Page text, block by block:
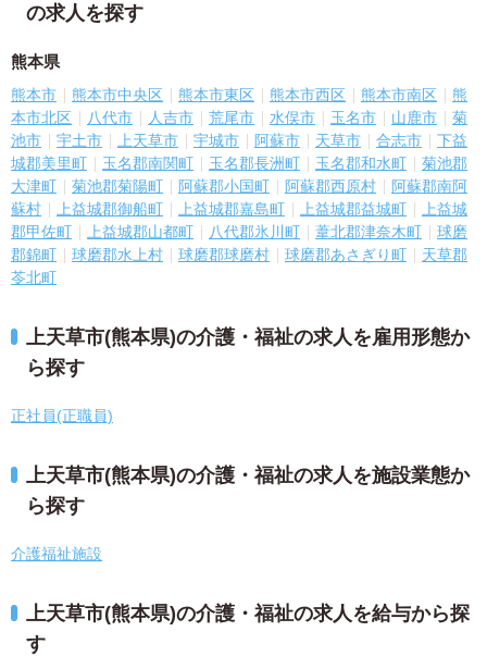
の求人を探す
熊本県
熊本市 熊本市中央区 熊本市東区 熊本市西区 熊本市南区
熊
本市北区
八代市 人吉市 荒尾市 水俣市 玉名市 山鹿市
菊
池市
宇土市 上天草市 宇城市 阿蘇市 天草市 合志市
下益
城郡美里町
玉名郡南関町 玉名郡長洲町 玉名郡和水町
菊池郡
大津町
菊池郡菊陽町 阿蘇郡小国町 阿蘇郡西原村
阿蘇郡南阿
蘇村
上益城郡御船町 上益城郡嘉島町 上益城郡益城町
上益城
郡甲佐町
上益城郡山都町 八代郡氷川町 葦北郡津奈木町
球磨
郡錦町
球磨郡水上村 球磨郡球磨村 球磨郡あさぎり町
天草郡
苓北町
上天草市(熊本県)の介護・福祉の求人を雇用形態か
ら探す
正社員(正職員)
上天草市(熊本県)の介護・福祉の求人を施設業態か
ら探す
介護福祉施設
上天草市(熊本県)の介護・福祉の求人を給与から探
す